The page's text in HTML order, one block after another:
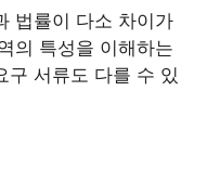
법률이 다소 차이가
의 특성을 이해하는
구 서류도 다를 수 있